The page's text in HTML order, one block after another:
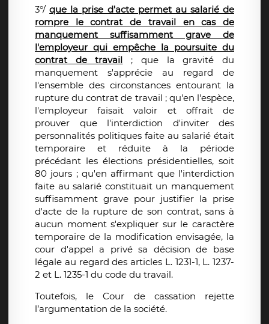
3°/que la prise d'acte permet au salarié de
rompre le contrat de travail en cas de
manquement suffisamment grave de
l'employeur qui empêche la poursuite du
contrat de travail ; que la gravité du
manquement s'apprécie au regard de
l'ensemble des circonstances entourant la
rupture du contrat de travail ; qu'en l'espèce,
l'employeur faisait valoir et offrait de
prouver que l'interdiction d'inviter des
personnalités politiques faite au salarié était
temporaire et réduite à la période
précédant les élections présidentielles, soit
80 jours ; qu'en affirmant que l'interdiction
faite au salarié constituait un manquement
suffisamment grave pour justifier la prise
d'acte de la rupture de son contrat, sans à
aucun moment s'expliquer sur le caractère
temporaire de la modification envisagée, la
cour d'appel a privé sa décision de base
légale au regard des articles L. 1231-1, L. 1237-
2 et L. 1235-1 du code du travail.
Toutefois, le Cour de cassation rejette
l’argumentation de la société.